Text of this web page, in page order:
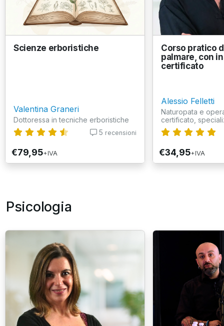
Scienze erboristiche
Valentina Graneri
Dottoressa in tecniche erboristiche
5 recensioni
€79,95+IVA
Corso pratico
palmare, con
certificato
Alessio Felletti
Naturopata e
certificato,
€34,95+IVA
Psicologia